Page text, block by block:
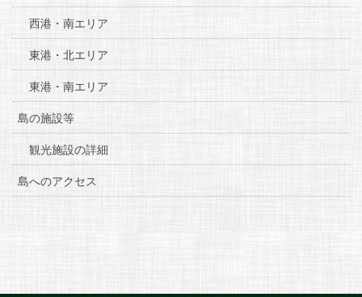
西港・南エリア
東港・北エリア
東港・南エリア
島の施設等
観光施設の詳細
島へのアクセス